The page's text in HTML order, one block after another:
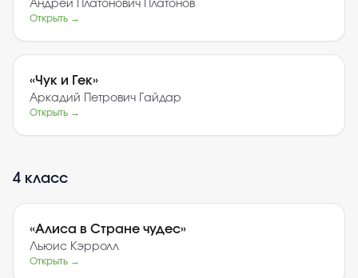
Андрей Платонович Платонов
Открыть →
«Чук и Гек»
Аркадий Петрович Гайдар
Открыть →
4 класс
«Алиса в Стране чудес»
Льюис Кэрролл
Открыть →